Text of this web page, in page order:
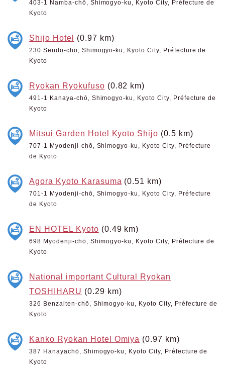
403-1 Namba-chō, Shimogyo-ku, Kyoto City, Préfecture de
Kyoto
Shijo Hotel (0.97 km)
230 Sendō-chō, Shimogyo-ku, Kyoto City, Préfecture de
Kyoto
Ryokan Ryokufuso (0.82 km)
491-1 Kanaya-chō, Shimogyo-ku, Kyoto City, Préfecture de
Kyoto
Mitsui Garden Hotel Kyoto Shijo (0.5 km)
707-1 Myodenji-chō, Shimogyo-ku, Kyoto City, Préfecture
de Kyoto
Agora Kyoto Karasuma (0.51 km)
701-1 Myodenji-chō, Shimogyo-ku, Kyoto City, Préfecture
de Kyoto
EN HOTEL Kyoto (0.49 km)
698 Myodenji-chō, Shimogyo-ku, Kyoto City, Préfecture de
Kyoto
National important Cultural Ryokan
TOSHIHARU (0.29 km)
326 Benzaiten-chō, Shimogyo-ku, Kyoto City, Préfecture de
Kyoto
Kanko Ryokan Hotel Omiya (0.97 km)
387 Hanayachō, Shimogyo-ku, Kyoto City, Préfecture de
Kyoto